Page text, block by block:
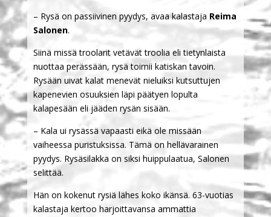
– Rysä on passiivinen pyydys, avaa kalastaja Reima
Salonen.
Siinä missä troolarit vetävät troolia eli tietynlaista
nuottaa perässään, rysä toimii katiskan tavoin.
Rysään uivat kalat menevät nieluiksi kutsuttujen
kapenevien osuuksien läpi päätyen lopulta
kalapesään eli jääden rysän sisään.
– Kala ui rysässä vapaasti eikä ole missään
vaiheessa puristuksissa. Tämä on hellävarainen
pyydys. Rysäsilakka on siksi huippulaatua, Salonen
selittää.
Hän on kokenut rysiä lähes koko ikänsä. 63-vuotias
kalastaja kertoo harjoittavansa ammattia